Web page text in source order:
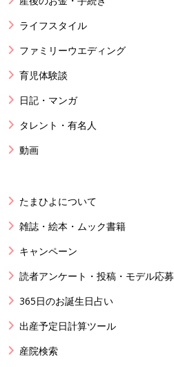
ライフスタイル
ファミリーウエディング
育児体験談
日記・マンガ
タレント・有名人
動画
たまひよについて
雑誌・絵本・ムック書籍
キャンペーン
読者アンケート・投稿・モデル応募
365日のお誕生日占い
出産予定日計算ツール
産院検索